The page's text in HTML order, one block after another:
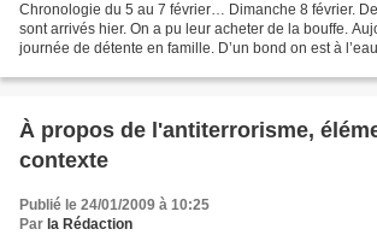
Chronologie du 5 au 7 février… Dimanche 8 février.
sont arrivés hier. On a pu leur acheter de la bouffe.
journée de détente en famille. D’un bond on est à
À propos de l'antiterrorisme,
contexte
Publié le 24/01/2009 à 10:25
Par la Rédaction